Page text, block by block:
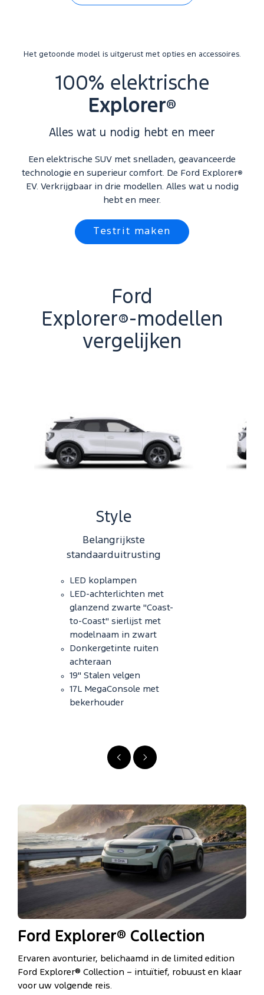
Het getoonde model is uitgerust met opties en accessoires.
100% elektrische
Explorer®
Alles wat u nodig hebt en meer
Een elektrische SUV met snelladen, geavanceerde
technologie en superieur comfort. De Ford Explorer®
EV. Verkrijgbaar in drie modellen. Alles wat u nodig
hebt en meer.
Testrit maken
Ford
Explorer®‑modellen
vergelijken
Volgende
Vorige
Style
Belangrijkste
standaarduitrusting
LED koplampen
LED-achterlichten met
glanzend zwarte "Coast-
to-Coast" sierlijst met
modelnaam in zwart
Donkergetinte ruiten
achteraan
19" Stalen velgen
17L MegaConsole met
bekerhouder
Ford Explorer® Collection
Ervaren avonturier, belichaamd in de limited edition
Ford Explorer® Collection – intuïtief, robuust en klaar
voor uw volgende reis.